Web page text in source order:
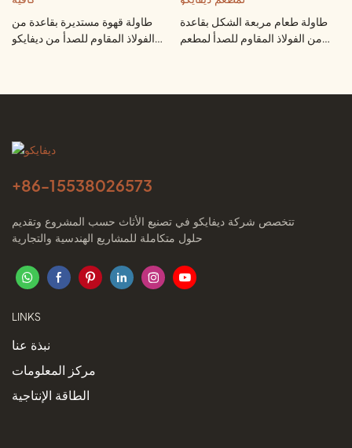
طاولة قهوة مستديرة بقاعدة من
الفولاذ المقاوم للصدأ من ديفايكو
طاولة طعام مربعة الشكل بقاعدة
من الفولاذ المقاوم للصدأ لمطعم
+86-15538026573
تتخصص شركة ديفايكو في تصنيع الأثاث حسب المشروع وتقديم
حلول متكاملة للمشاريع الهندسية والتجارية
LINKS
نبذة عنا
مركز المعلومات
الطاقة الإنتاجية